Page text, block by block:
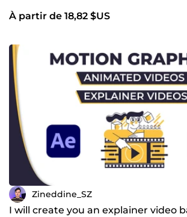
À partir de 18,82 $US
Zineddine_SZ
I will create you an explainer video